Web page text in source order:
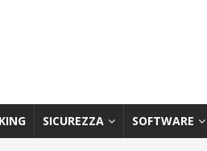
SICUREZZA SOFTWARE